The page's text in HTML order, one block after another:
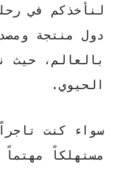
لنأخذكم في
دول منتجة
بالعالم ، حيث
الحيوي.
سواء كنت
مستهلكاً